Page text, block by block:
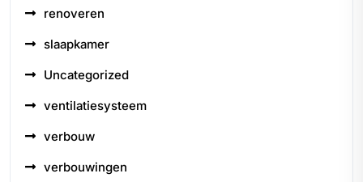
renoveren
slaapkamer
Uncategorized
ventilatiesysteem
verbouw
verbouwingen